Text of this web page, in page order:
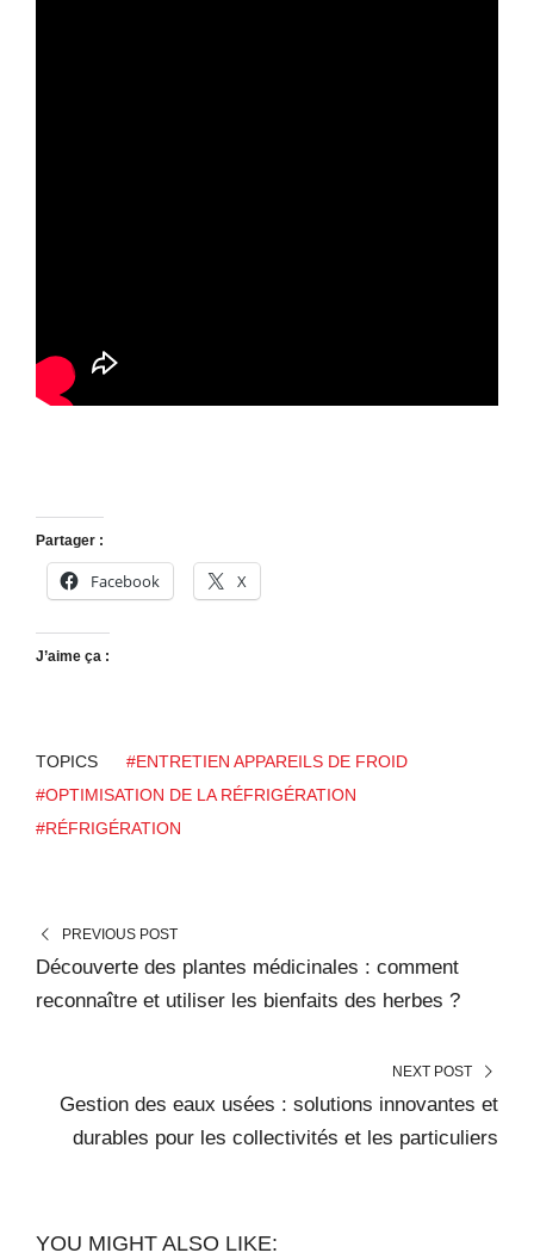
Partager :
Facebook X
J’aime ça :
TOPICS
#ENTRETIEN APPAREILS DE FROID
#OPTIMISATION DE LA RÉFRIGÉRATION
#RÉFRIGÉRATION
PREVIOUS POST
Découverte des plantes médicinales : comment
reconnaître et utiliser les bienfaits des herbes ?
NEXT POST
Gestion des eaux usées : solutions innovantes et
durables pour les collectivités et les particuliers
YOU MIGHT ALSO LIKE: